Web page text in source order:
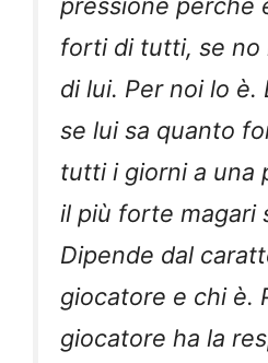
forti di tutti, se no
di lui. Per noi lo è.
se lui sa quanto
tutti i giorni a una
il più forte magari
Dipende dal
giocatore e chi è.
giocatore ha la